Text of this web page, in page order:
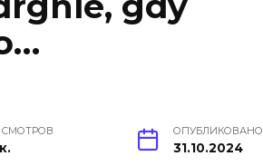
ОПУБЛИКОВАНО
31.10.2024